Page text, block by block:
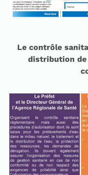
Le contrôle
distribution de